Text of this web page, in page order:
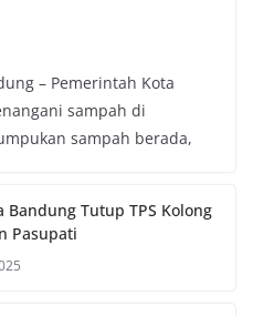
– Pemerintah Kota
sampah di
sampah berada,
Bandung Tutup TPS Kolong
Pasupati